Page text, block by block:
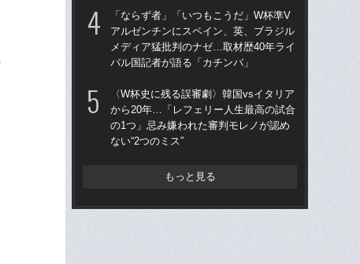
「ならず者」「いつもこうだ」W杯準V
アルゼンチンにスペイン、英、ブラジル
メディア猛批判のナゼ…取材歴40年ライ
バル国記者が語る「カチンバ」
〈W杯史に残る誤審劇〉韓国vsイタリア
から20年…「レフェリー人生最高の試合
の1つ」忌み嫌われた審判モレノが認め
ない“2つのミス”
もっと見る